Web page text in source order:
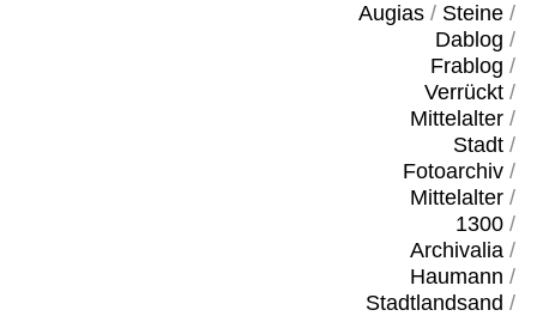
Augias/ Steine/
Dablog /
Frablog /
Verrückt/
Mittelalter/
Stadt/
Fotoarchiv/
Mittelalter/
1300/
Archivalia/
Haumann /
Stadtlandsand /